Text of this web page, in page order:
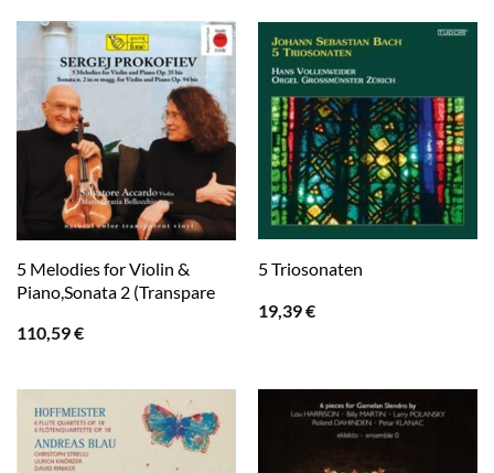
5 Melodies for Violin &
Piano,Sonata 2 (Transpare
110,59€
5 Triosonaten
19,39€